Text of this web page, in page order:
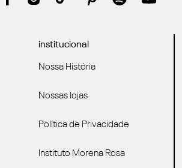
institucional
Nossa História
Nossas lojas
Política de Privacidade
Instituto Morena Rosa